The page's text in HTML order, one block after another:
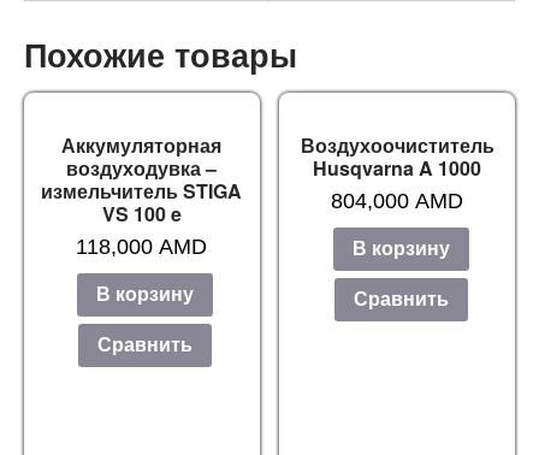
Похожие товары
Аккумуляторная
воздуходувка –
измельчитель STIGA
VS 100 e
118,000AMD
В корзину
Сравнить
Воздухоочиститель
Husqvarna A 1000
804,000AMD
В корзину
Сравнить